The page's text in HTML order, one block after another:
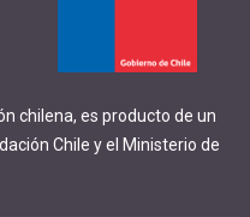
chilena, es producto de un
Chile y el Ministerio de